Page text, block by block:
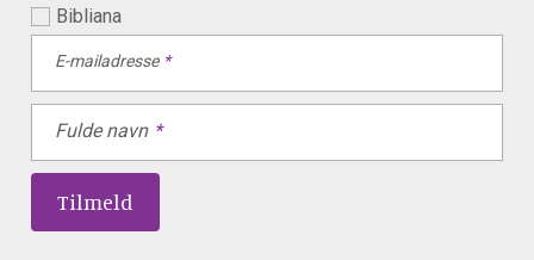
Bibliana
E-mailadresse
Fulde navn